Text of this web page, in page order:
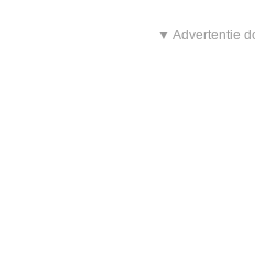
▼ Advertentie